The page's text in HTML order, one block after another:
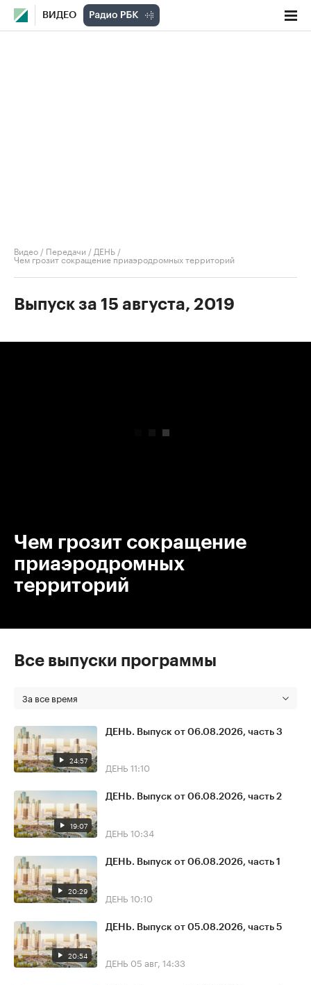
ВИДЕО
Видео / Передачи / ДЕНЬ /
Чем грозит сокращение приаэродромных территорий
Выпуск за 15 августа, 2019
Чем грозит сокращение
приаэродромных
территорий
Все выпуски программы
За все время
24:57
ДЕНЬ. Выпуск от 06.08.2026, часть 3
ДЕНЬ 11:10
19:07
ДЕНЬ. Выпуск от 06.08.2026, часть 2
ДЕНЬ 10:34
20:29
ДЕНЬ. Выпуск от 06.08.2026, часть 1
ДЕНЬ 10:10
20:54
ДЕНЬ. Выпуск от 05.08.2026, часть 5
ДЕНЬ 05 авг, 14:33